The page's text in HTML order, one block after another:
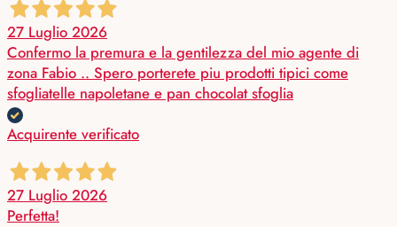
27 Luglio 2026
Confermo la premura e la gentilezza del mio agente di
zona Fabio .. Spero porterete piu prodotti tipici come
sfogliatelle napoletane e pan chocolat sfoglia
Acquirente verificato
27 Luglio 2026
Perfetta!